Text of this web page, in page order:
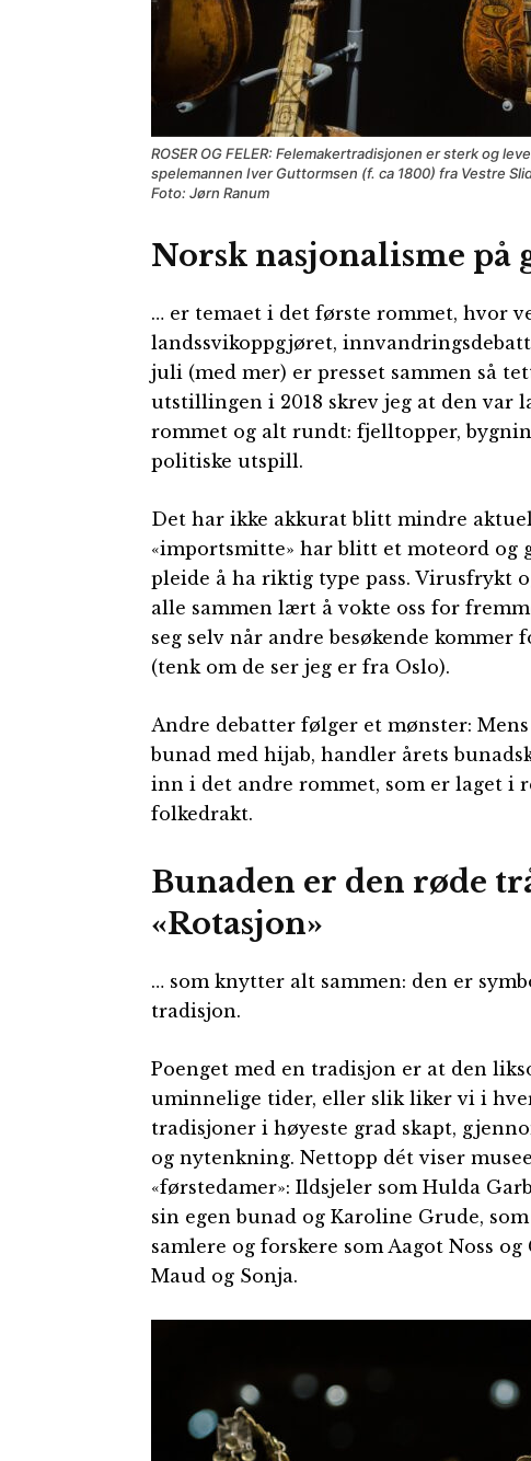
ROSER OG FELER: Felemakertradisjonen er sterk og
spelemannen Iver Guttormsen (f. ca 1800) fra Vestre
Foto: Jørn Ranum
Norsk nasjonalisme på
… er temaet i det første rommet, hvor
landssvikoppgjøret,
juli (med mer) er presset sammen så
utstillingen i 2018 skrev jeg at den var
rommet og alt rundt: fjelltopper,
politiske utspill.
Det har ikke akkurat blitt mindre
«importsmitte» har blitt et moteord og
pleide å ha riktig type pass. Virusfrykt
alle sammen lært å vokte oss for
seg selv når andre besøkende
(tenk om de ser jeg er fra Oslo).
Andre debatter følger et mønster:
bunad med hijab, handler årets
inn i det andre rommet, som er laget i
folkedrakt.
Bunaden er den røde
«Rotasjon»
… som knytter alt sammen: den er
tradisjon.
Poenget med en tradisjon er at den
uminnelige tider, eller slik liker vi i
tradisjoner i høyeste grad skapt,
og nytenkning. Nettopp dét viser
«førstedamer»: Ildsjeler som Hulda
sin egen bunad og Karoline Grude,
samlere og forskere som Aagot Noss
Maud og Sonja.